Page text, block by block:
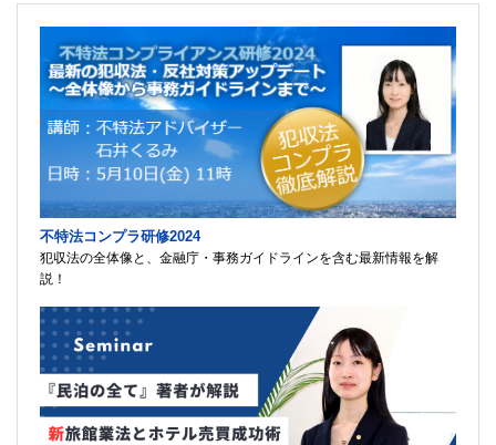
不特法コンプラ研修2024
犯収法の全体像と、金融庁・事務ガイドラインを含む最新情報を解
説！